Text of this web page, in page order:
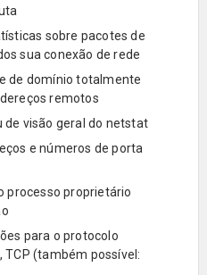
sobre pacotes de
sua conexão de rede
de domínio totalmente
remotos
de visão geral do netstat
e números de porta
processo proprietário
para o protocolo
(também possível: